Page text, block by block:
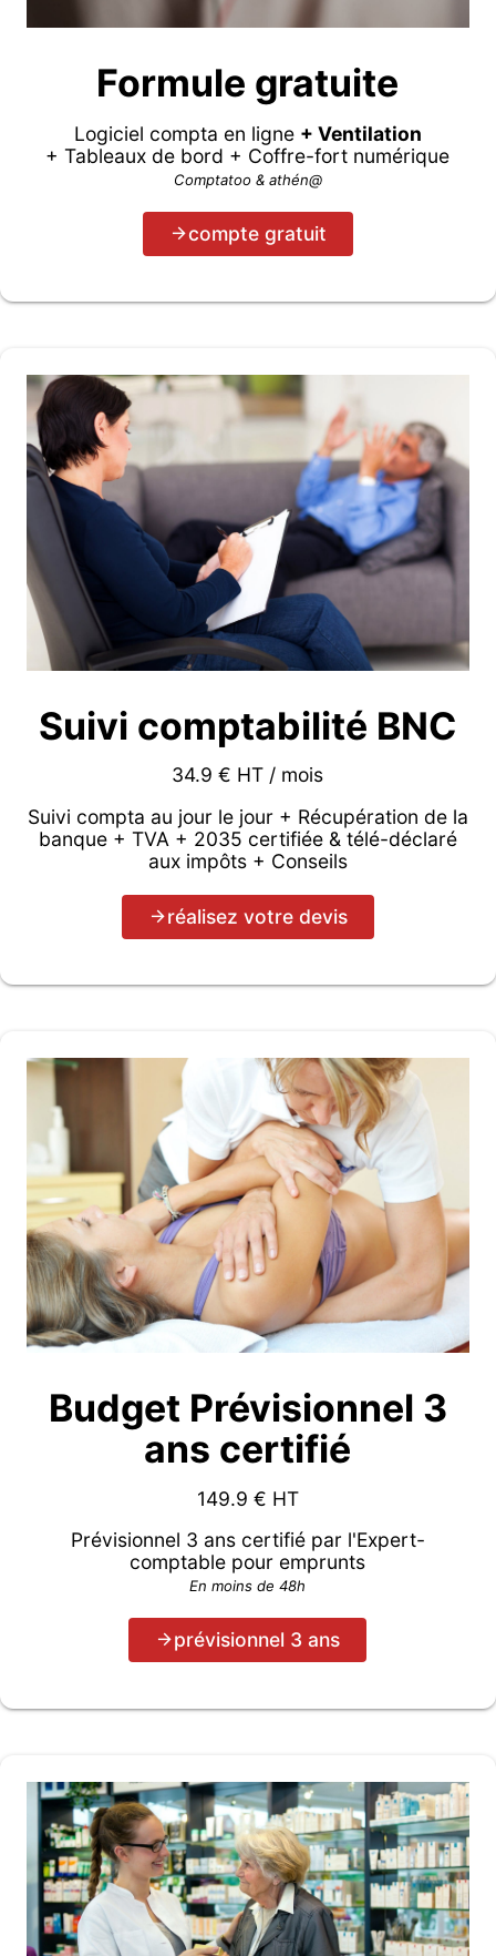
Formule gratuite
Logiciel compta en ligne + Ventilation
+ Tableaux de bord + Coffre-fort numérique
Comptatoo & athén@
compte gratuit
Suivi comptabilité BNC
34.9 € HT / mois
Suivi compta au jour le jour + Récupération de la
banque + TVA + 2035 certifiée & télé-déclaré
aux impôts + Conseils
réalisez votre devis
Budget Prévisionnel 3
ans certifié
149.9 € HT
Prévisionnel 3 ans certifié par l'Expert-
comptable pour emprunts
En moins de 48h
prévisionnel 3 ans